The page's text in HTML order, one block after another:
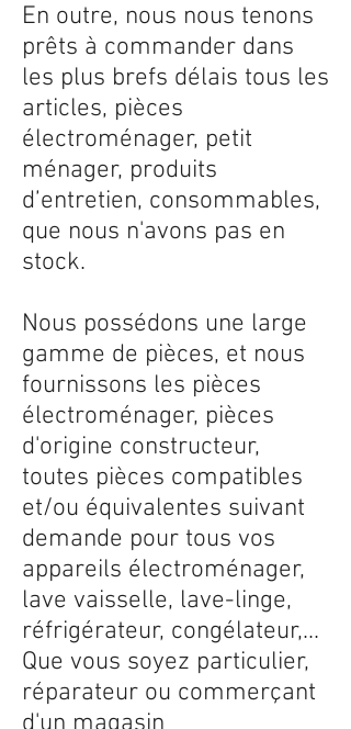
En outre, nous nous tenons
prêts à commander dans
les plus brefs délais tous les
articles, pièces
électroménager, petit
ménager, produits
d’entretien, consommables,
que nous n'avons pas en
stock.
Nous possédons une large
gamme de pièces, et nous
fournissons les pièces
électroménager, pièces
d'origine constructeur,
toutes pièces compatibles
et/ou équivalentes suivant
demande pour tous vos
appareils électroménager,
lave vaisselle, lave-linge,
réfrigérateur, congélateur,...
Que vous soyez particulier,
réparateur ou commerçant